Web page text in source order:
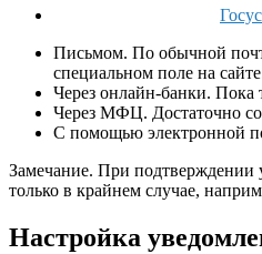
Письмом. По обычной
специальном поле на
Через онлайн-банки. Пока
Через МФЦ. Достаточно
С помощью электронной
Замечание. При подтверждении
только в крайнем случае,
Настройка